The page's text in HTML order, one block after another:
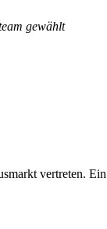
gewählt
vertreten.